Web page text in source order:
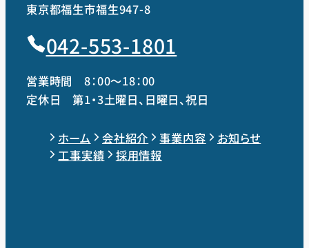
東京都福生市福生947-8
042-553-1801
営業時間 8：00～18：00
定休日 第1・3土曜日、日曜日、祝日
ホーム 会社紹介 事業内容
お知らせ
工事実績
採用情報